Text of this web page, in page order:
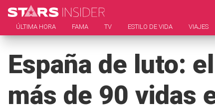
ÚLTIMA HORA FAMA TV ESTILO DE VIDA VIAJES
España de luto:
más de 90 vidas